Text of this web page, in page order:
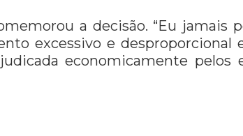
a decisão. “Eu jamais
excessivo e desproporcional
economicamente pelos